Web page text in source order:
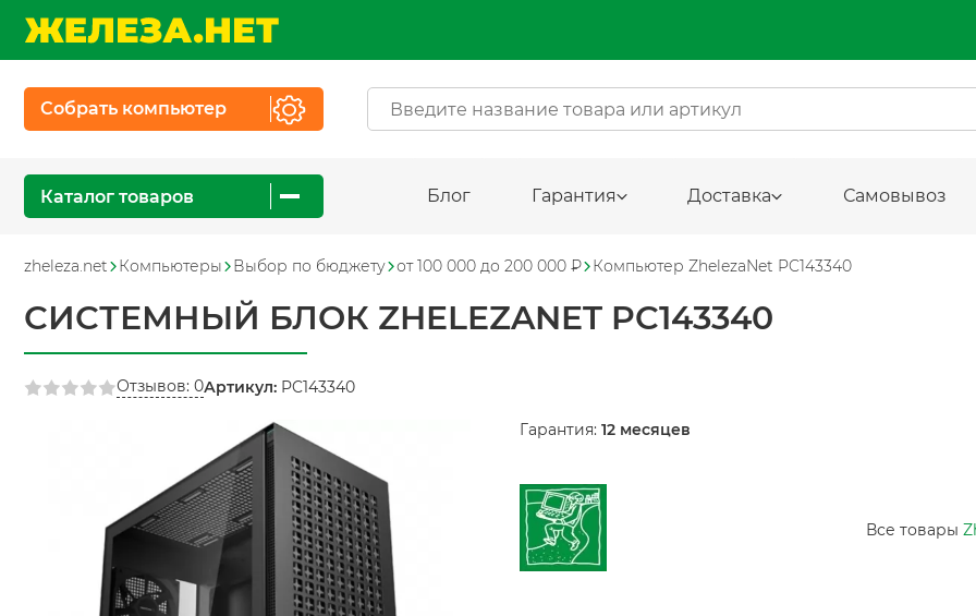
Собрать компьютер
Каталог товаров Блог Гарантия Доставка Самовывоз
zheleza.net Компьютеры Выбор по бюджету от 100 000 до 200 000 ₽ Компьютер ZhelezaNet PC143340
СИСТЕМНЫЙ БЛОК ZHELEZANET PC143340
Отзывов: 0Артикул: PC143340
Гарантия: 12 месяцев
Все товары